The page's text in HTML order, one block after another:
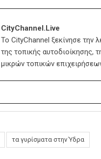
CityChannel.live
Το CityChannel ξεκίνησε την
της τοπικής αυτοδιοίκησης,
μικρών τοπικών
τα γυρίσματα στην Ύδρα